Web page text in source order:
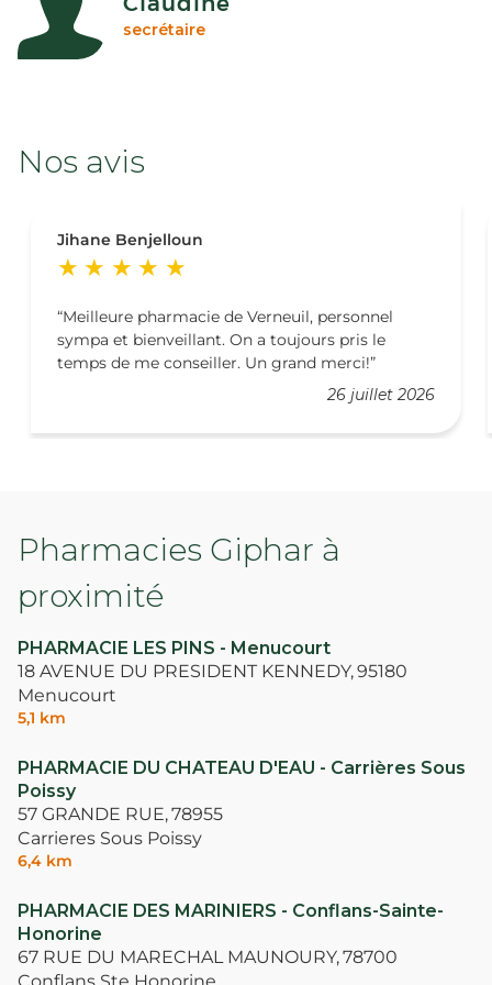
secrétaire
Nos avis
Jihane Benjelloun
26 juillet 2026
Meilleure pharmacie de Verneuil, personnel
sympa et bienveillant. On a toujours pris le
temps de me conseiller. Un grand merci!
Pharmacies Giphar à
proximité
PHARMACIE LES PINS - Menucourt
18 AVENUE DU PRESIDENT KENNEDY,95180
Menucourt
5,1 km
PHARMACIE DU CHATEAU D'EAU - Carrières Sous
Poissy
57 GRANDE RUE,78955
Carrieres Sous Poissy
6,4 km
PHARMACIE DES MARINIERS - Conflans-Sainte-
Honorine
67 RUE DU MARECHAL MAUNOURY,78700